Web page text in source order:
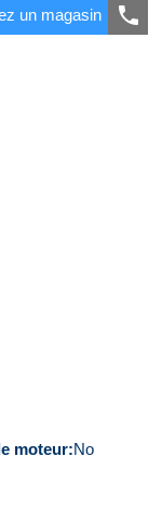
un magasin call
moteur No